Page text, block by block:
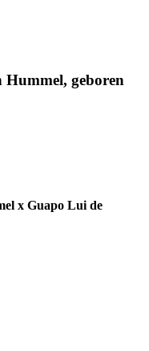
geboren
x Guapo Lui de